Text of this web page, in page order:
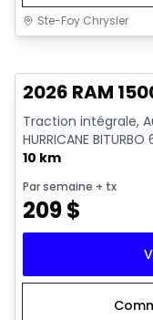
Ste-Foy Chrysler
2026 RAM
Traction intégrale,
HURRICANE
10 km
Par semaine + tx
209$